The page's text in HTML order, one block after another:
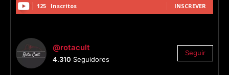
125 Inscritos INSCREVER
@rotacult
4.310 Seguidores
Seguir